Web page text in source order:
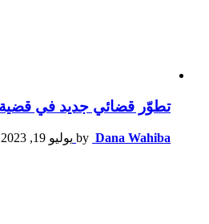
تطوّر قضائي جديد في قضية
by Dana Wahiba يوليو 19, 2023, 2:36 م